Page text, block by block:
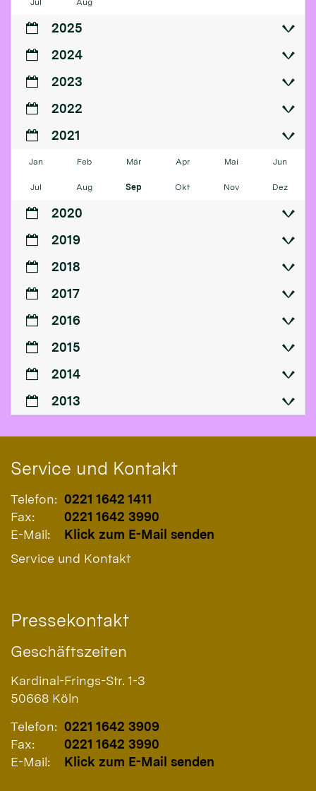
Jul Aug
2025
2024
2023
2022
2021
Jan Feb Mär Apr Mai Jun
Jul Aug Sep Okt Nov Dez
2020
2019
2018
2017
2016
2015
2014
2013
Service und Kontakt
Telefon: 0221 1642 1411
Fax:
0221 1642 3990
E-Mail:
Klick zum E-Mail senden
Service und Kontakt
Pressekontakt
Geschäftszeiten
Kardinal-Frings-Str. 1-3
50668 Köln
Telefon: 0221 1642 3909
Fax:
0221 1642 3990
E-Mail:
Klick zum E-Mail senden